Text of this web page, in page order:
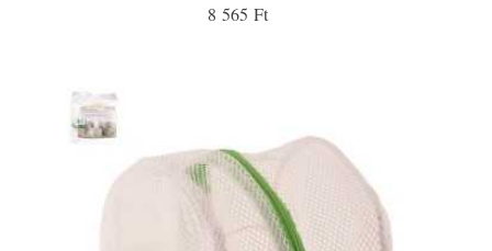
8 565 Ft